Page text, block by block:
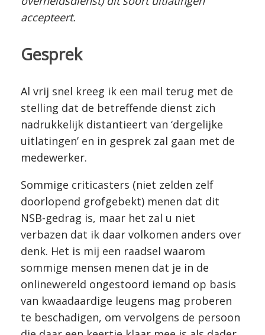
accepteert.
Gesprek
Al vrij snel kreeg ik een mail terug met de
stelling dat de betreffende dienst zich
nadrukkelijk distantieert van ‘dergelijke
uitlatingen’ en in gesprek zal gaan met de
medewerker.
Sommige criticasters (niet zelden zelf
doorlopend grofgebekt) menen dat dit
NSB-gedrag is, maar het zal u niet
verbazen dat ik daar volkomen anders over
denk. Het is mij een raadsel waarom
sommige mensen menen dat je in de
onlinewereld ongestoord iemand op basis
van kwaadaardige leugens mag proberen
te beschadigen, om vervolgens de persoon